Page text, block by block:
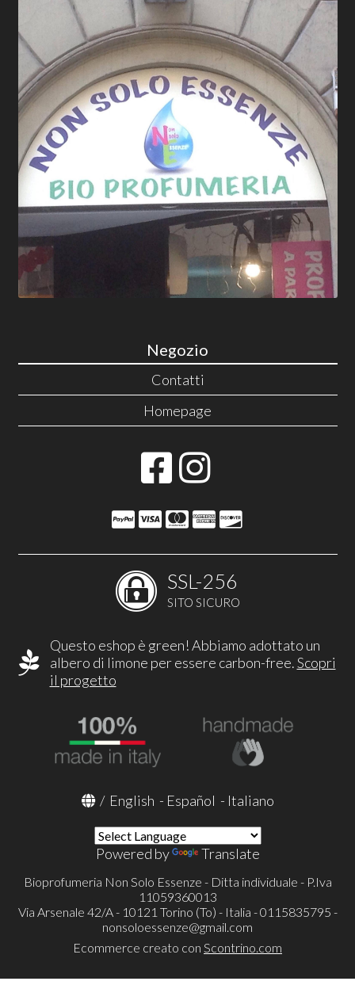
Negozio
Contatti
Homepage
SSL-256
SITO SICURO
Questo eshop è green! Abbiamo adottato un
albero di limone per essere carbon-free.Scopri
il progetto
/ English - Español - Italiano
Powered by Translate
Bioprofumeria Non Solo Essenze - Ditta individuale - P.Iva
11059360013
Via Arsenale 42/A - 10121 Torino (To) - Italia - 0115835795 -
nonsoloessenze@gmail.com
Ecommerce creato con Scontrino.com